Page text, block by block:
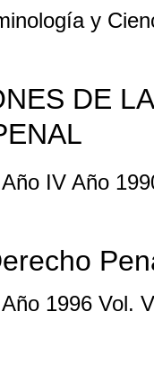
y
DE
IV Año
1996 Vol.